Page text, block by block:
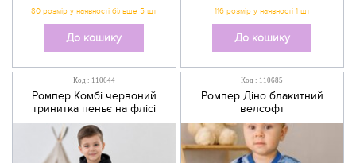
До кошику До кошику
Код : 110644
Ромпер Комбі червоний
тринитка пеньє на флісі
Код : 110685
Ромпер Діно блакитний
велсофт